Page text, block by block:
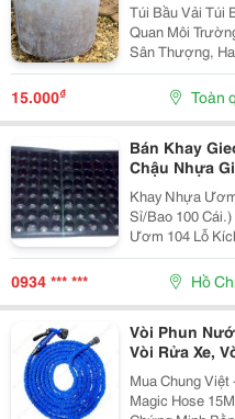
Túi Bầu Vải Túi Bầu Vải Trồng Cây Giúp Làm Đẹp Cảnh
Quan Môi
Sân Thượng,
Mang Ý Nghĩa Quan Trọng. Túi
Nhẹ, Giữ Ẩm
15.000₫ Toàn
Bán Khay
Chậu Nhựa
Khay Nhựa
Sỉ/Bao 100 Cái.) Lh: 0934165528 Đồng - Khay Nhựa
Ươm 104 Lỗ
50)Mm, Đ Ường Kính Lỗ: 40Mm. - Giao Hàng 1-2 Ngày.
Hãy Đặt Mua
0934 *** *** Hồ
Vòi Phun
Vòi Rửa Xe,
Mua Chung
Magic Hose 15M Loại 1 Chất